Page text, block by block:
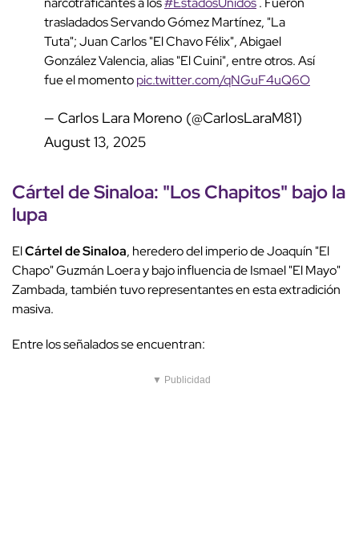
trasladados Servando Gómez Martínez, "La
Tuta"; Juan Carlos "El Chavo Félix", Abigael
González Valencia, alias "El Cuini", entre otros. Así
fue el momentopic.twitter.com/qNGuF4uQ6O
— Carlos Lara Moreno (@CarlosLaraM81)
August 13, 2025
Cártel de Sinaloa: "Los Chapitos" bajo la
lupa
ElCártel de Sinaloa, heredero del imperio de Joaquín "El
Chapo" Guzmán Loera y bajo influencia de Ismael "El Mayo"
Zambada, también tuvo representantes en esta extradición
masiva.
Entre los señalados se encuentran:
▼ Publicidad